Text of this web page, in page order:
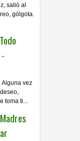
salió al
gólgota.
Alguna vez
toma ti...